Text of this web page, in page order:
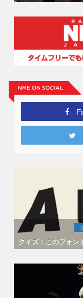
オジー・オズボーンが逝
去。享年76歳
クイズ：このフォン